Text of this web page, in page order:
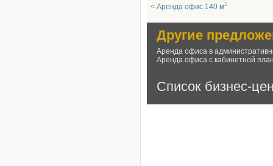
< Аренда офис 140 м2
Другие
Аренда офиса в
Аренда офиса с кабинетной
Список бизнес-